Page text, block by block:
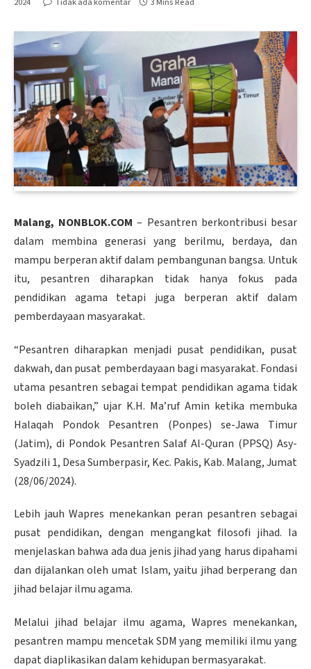
Malang, NONBLOK.COM – Pesantren berkontribusi besar
dalam membina generasi yang berilmu, berdaya, dan
mampu berperan aktif dalam pembangunan bangsa. Untuk
itu, pesantren diharapkan tidak hanya fokus pada
pendidikan agama tetapi juga berperan aktif dalam
pemberdayaan masyarakat.
“Pesantren diharapkan menjadi pusat pendidikan, pusat
dakwah, dan pusat pemberdayaan bagi masyarakat. Fondasi
utama pesantren sebagai tempat pendidikan agama tidak
boleh diabaikan,” ujar K.H. Ma’ruf Amin ketika membuka
Halaqah Pondok Pesantren (Ponpes) se-Jawa Timur
(Jatim), di Pondok Pesantren Salaf Al-Quran (PPSQ) Asy-
Syadzili 1, Desa Sumberpasir, Kec. Pakis, Kab. Malang, Jumat
(28/06/2024).
Lebih jauh Wapres menekankan peran pesantren sebagai
pusat pendidikan, dengan mengangkat filosofi jihad. Ia
menjelaskan bahwa ada dua jenis jihad yang harus dipahami
dan dijalankan oleh umat Islam, yaitu jihad berperang dan
jihad belajar ilmu agama.
Melalui jihad belajar ilmu agama, Wapres menekankan,
pesantren mampu mencetak SDM yang memiliki ilmu yang
dapat diaplikasikan dalam kehidupan bermasyarakat.